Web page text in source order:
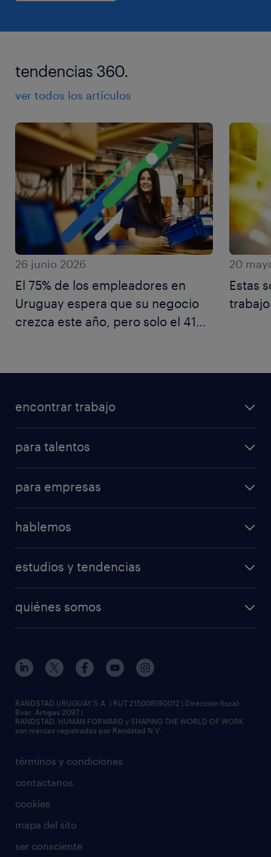
tendencias 360.
ver todos los artículos
26 junio 2026
El 75% de los empleadores en
Uruguay espera que su negocio
crezca este año, pero solo el 41%
20
Estas
encontrar trabajo
para talentos
para empresas
hablemos
estudios y tendencias
quiénes somos
términos y condiciones
contactanos
cookies
mapa del sito
ser consciente
RANDSTAD URUGUAY S.A. | RUT 215008190012 | Dirección fiscal:
Bvar. Artigas 2097 |
RANDSTAD, HUMAN FORWARD y SHAPING THE WORLD OF WORK
son marcas registradas por Randstad N.V.